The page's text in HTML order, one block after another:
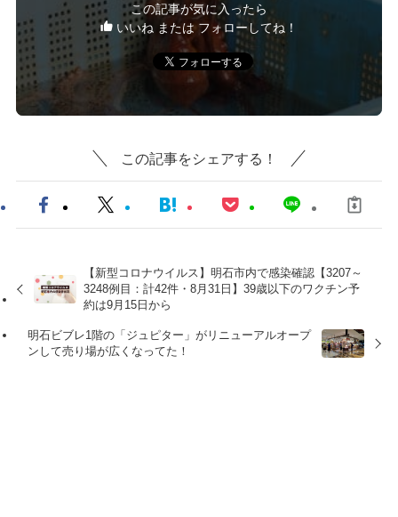
この記事が気に入ったら
いいね または フォローしてね！
この記事をシェアする！
【新型コロナウイルス】明石市内で感染確認【3207～
3248例目：計42件・8月31日】39歳以下のワクチン予
約は9月15日から
明石ビブレ1階の「ジュピター」がリニューアルオープ
ンして売り場が広くなってた！